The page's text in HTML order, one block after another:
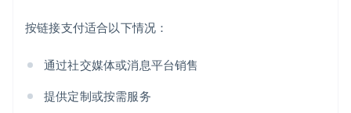
按链接支付适合以下情况：
通过社交媒体或消息平台销售
提供定制或按需服务